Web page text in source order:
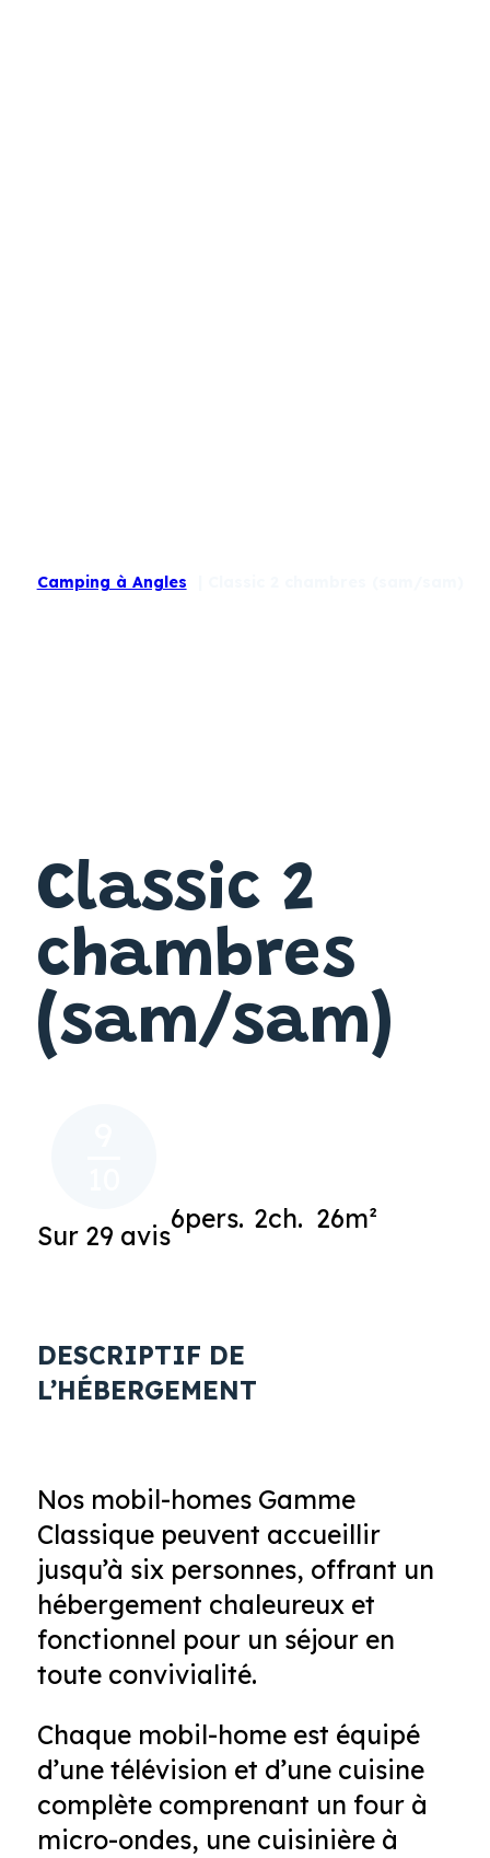
Camping à Angles
Classic 2
chambres
(sam/sam)
Sur 29 avis
6pers. 2ch. 26m²
DESCRIPTIF DE
L’HÉBERGEMENT
Nos mobil-homes Gamme
Classique peuvent accueillir
jusqu’à six personnes, offrant un
hébergement chaleureux et
fonctionnel pour un séjour en
toute convivialité.
Chaque mobil-home est équipé
d’une télévision et d’une cuisine
complète comprenant un four à
micro-ondes, une cuisinière à